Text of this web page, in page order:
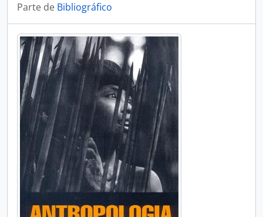
Parte de Bibliográfico